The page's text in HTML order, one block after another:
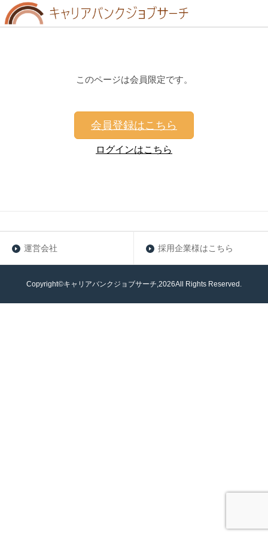
このページは会員限定です。
会員登録はこちら
ログインはこちら
運営会社 採用企業様はこちら
Copyright©キャリアバンクジョブサーチ,2026All Rights Reserved.